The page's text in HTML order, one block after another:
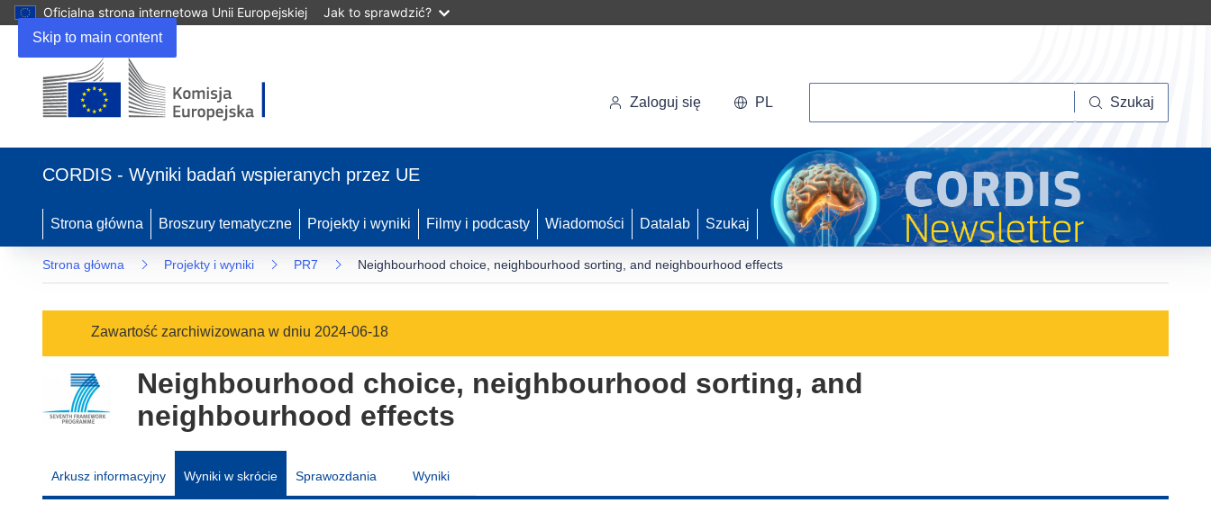
Skip to main content
Oficjalna strona internetowa Unii Europejskiej Jak to sprawdzić?
się
nowym
oknie)
Zaloguj się PL Szukaj
CORDIS - Wyniki badań wspieranych przez UE
Strona główna Broszury tematyczne Projekty i wyniki Filmy i podcasty Wiadomości Datalab Szukaj
Strona główna Projekty i wyniki PR7 Neighbourhood choice, neighbourhood sorting, and neighbourhood effects
Zawartość zarchiwizowana w dniu 2024-06-18
Neighbourhood choice, neighbourhood sorting, and
neighbourhood effects
Arkusz informacyjny Wyniki w skrócie Sprawozdania Wyniki